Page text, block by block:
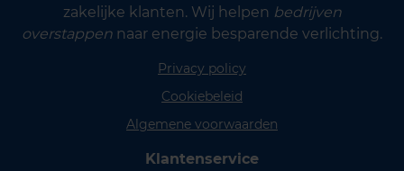
zakelijke klanten. Wij helpen bedrijven
overstappen naar energie besparende verlichting.
Privacy policy
Cookiebeleid
Algemene voorwaarden
Klantenservice